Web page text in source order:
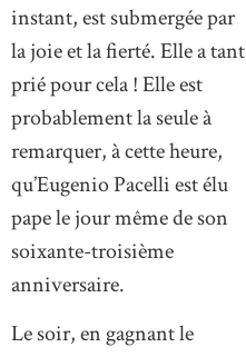
instant, est submergée par
la joie et la fierté. Elle a tant
prié pour cela ! Elle est
probablement la seule à
remarquer, à cette heure,
qu’Eugenio Pacelli est élu
pape le jour même de son
soixante-troisième
anniversaire.
Le soir, en gagnant le